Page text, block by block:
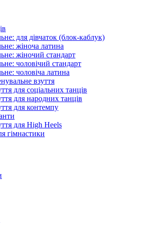
для дівчаток (блок-каблук)
жіноча латина
жіночий стандарт
чоловічий стандарт
чоловіча латина
взуття
для соціальних танців
для народних танців
для контемпу
для High Heels
гімнастики